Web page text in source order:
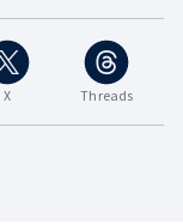
X Threads